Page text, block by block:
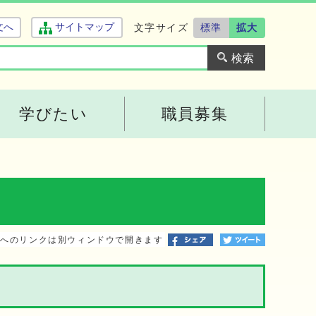
へ サイトマップ 文字サイズ 標準 拡大
学びたい 職員募集
のリンクは別ウィンドウで開きます